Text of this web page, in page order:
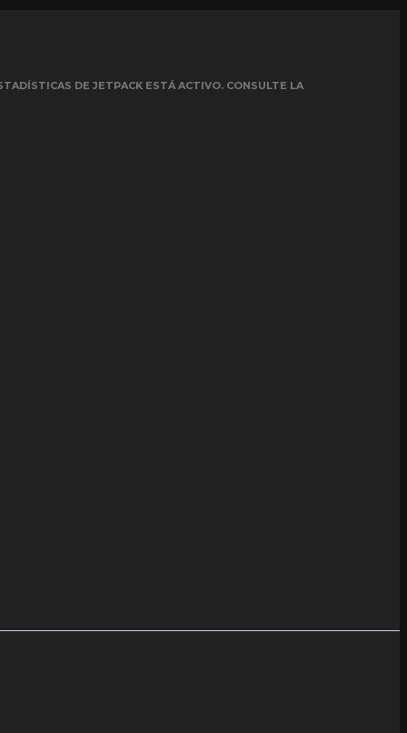
DE JETPACK ESTÁ ACTIVO. CONSULTE LA